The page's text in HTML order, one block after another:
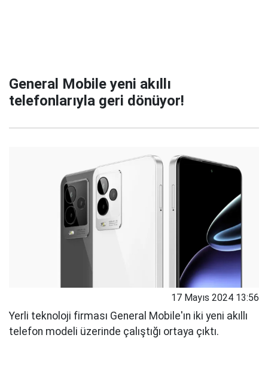
General Mobile yeni akıllı
telefonlarıyla geri dönüyor!
17 Mayıs 2024 13:56
Yerli teknoloji firması General Mobile'ın iki yeni akıllı
telefon modeli üzerinde çalıştığı ortaya çıktı.